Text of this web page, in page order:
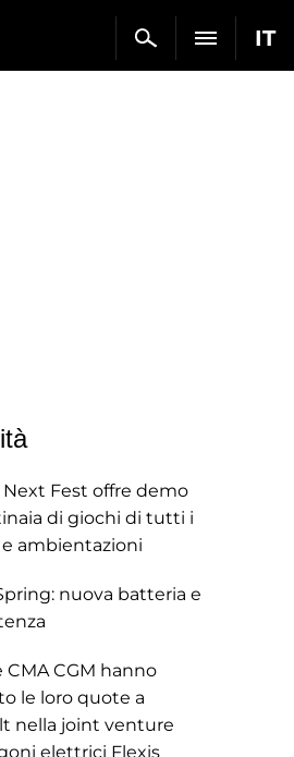
IT
Next Fest offre demo
di giochi di tutti i
ambientazioni
nuova batteria e
CMA CGM hanno
le loro quote a
nella joint venture
elettrici Flexis